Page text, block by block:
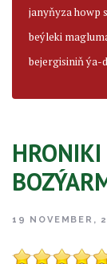
janyňyza howp
beýleki
bejergisiniň ýa-
19 NOVEMBER,